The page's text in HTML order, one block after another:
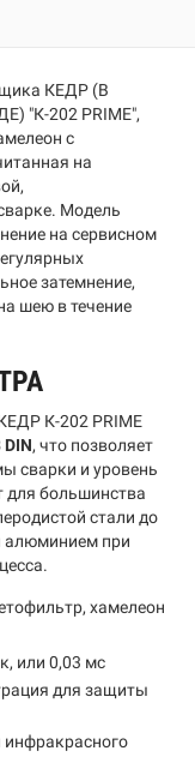
КЕДР (В
"К-202 PRIME",
с
на
Модель
на сервисном
затемнение,
шею в течение
К-202 PRIME
, что позволяет
сварки и уровень
для большинства
стали до
алюминием при
хамелеон
или 0,03 мс
для защиты
инфракрасного